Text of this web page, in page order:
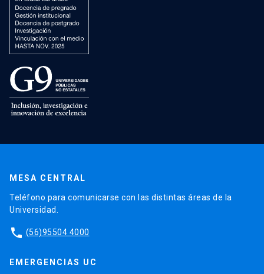
MESA CENTRAL
Teléfono para comunicarse con las distintas áreas de la
Universidad.
phone (56)95504 4000
EMERGENCIAS UC